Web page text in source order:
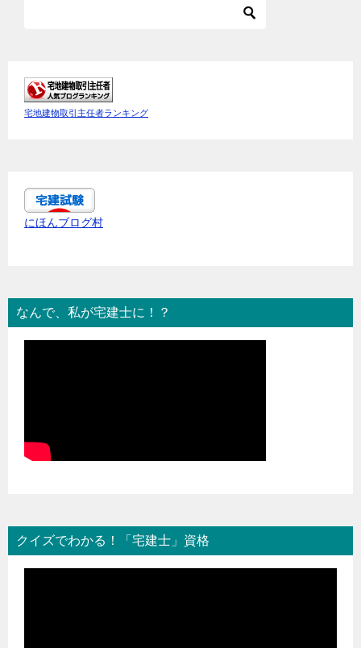
宅地建物取引主任者ランキング
にほんブログ村
なんで、私が宅建士に！？
クイズでわかる！「宅建士」資格